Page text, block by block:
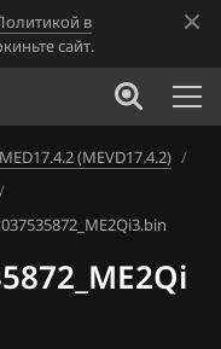
в
сайт.
(MEVD17.4.2) /
/